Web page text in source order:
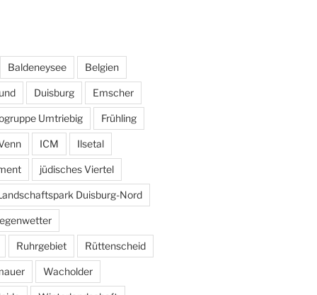
Baldeneysee Belgien
Duisburg Emscher
Umtriebig Frühling
ICM Ilsetal
jüdisches Viertel
Duisburg-Nord
Ruhrgebiet Rüttenscheid
Wacholder